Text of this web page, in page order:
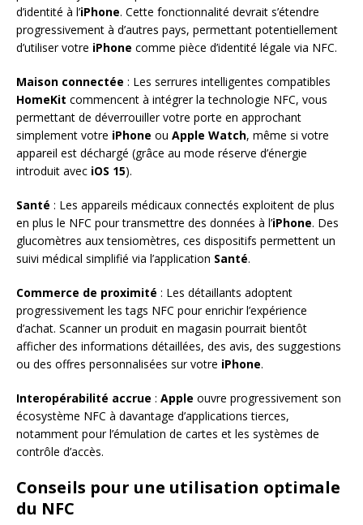
d’identité à l’iPhone. Cette fonctionnalité devrait s’étendre
progressivement à d’autres pays, permettant potentiellement
d’utiliser votre iPhone comme pièce d’identité légale via NFC.
Maison connectée : Les serrures intelligentes compatibles
HomeKit commencent à intégrer la technologie NFC, vous
permettant de déverrouiller votre porte en approchant
simplement votre iPhone ou Apple Watch, même si votre
appareil est déchargé (grâce au mode réserve d’énergie
introduit avec iOS 15).
Santé : Les appareils médicaux connectés exploitent de plus
en plus le NFC pour transmettre des données à l’iPhone. Des
glucomètres aux tensiomètres, ces dispositifs permettent un
suivi médical simplifié via l’application Santé.
Commerce de proximité : Les détaillants adoptent
progressivement les tags NFC pour enrichir l’expérience
d’achat. Scanner un produit en magasin pourrait bientôt
afficher des informations détaillées, des avis, des suggestions
ou des offres personnalisées sur votre iPhone.
Interopérabilité accrue : Apple ouvre progressivement son
écosystème NFC à davantage d’applications tierces,
notamment pour l’émulation de cartes et les systèmes de
contrôle d’accès.
Conseils pour une utilisation optimale
du NFC